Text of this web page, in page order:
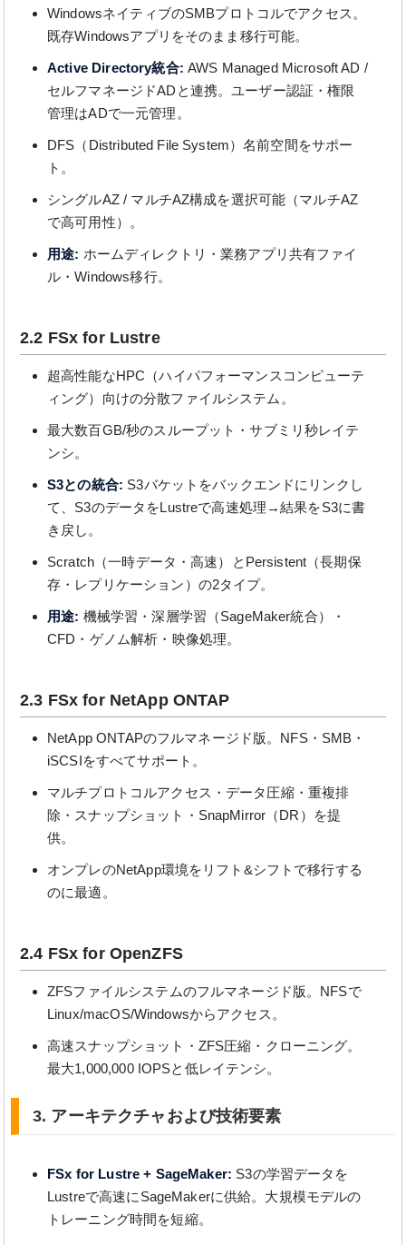
WindowsネイティブのSMBプロトコルでアクセス。
既存Windowsアプリをそのまま移行可能。
Active Directory統合: AWS Managed Microsoft AD /
セルフマネージドADと連携。ユーザー認証・権限
管理はADで一元管理。
DFS（Distributed File System）名前空間をサポー
ト。
シングルAZ / マルチAZ構成を選択可能（マルチAZ
で高可用性）。
用途: ホームディレクトリ・業務アプリ共有ファイ
ル・Windows移行。
2.2 FSx for Lustre
超高性能なHPC（ハイパフォーマンスコンピューテ
ィング）向けの分散ファイルシステム。
最大数百GB/秒のスループット・サブミリ秒レイテ
ンシ。
S3との統合: S3バケットをバックエンドにリンクし
て、S3のデータをLustreで高速処理→結果をS3に書
き戻し。
Scratch（一時データ・高速）とPersistent（長期保
存・レプリケーション）の2タイプ。
用途: 機械学習・深層学習（SageMaker統合）・
CFD・ゲノム解析・映像処理。
2.3 FSx for NetApp ONTAP
NetApp ONTAPのフルマネージド版。NFS・SMB・
iSCSIをすべてサポート。
マルチプロトコルアクセス・データ圧縮・重複排
除・スナップショット・SnapMirror（DR）を提
供。
オンプレのNetApp環境をリフト&シフトで移行する
のに最適。
2.4 FSx for OpenZFS
ZFSファイルシステムのフルマネージド版。NFSで
Linux/macOS/Windowsからアクセス。
高速スナップショット・ZFS圧縮・クローニング。
最大1,000,000 IOPSと低レイテンシ。
3. アーキテクチャおよび技術要素
FSx for Lustre + SageMaker: S3の学習データを
Lustreで高速にSageMakerに供給。大規模モデルの
トレーニング時間を短縮。